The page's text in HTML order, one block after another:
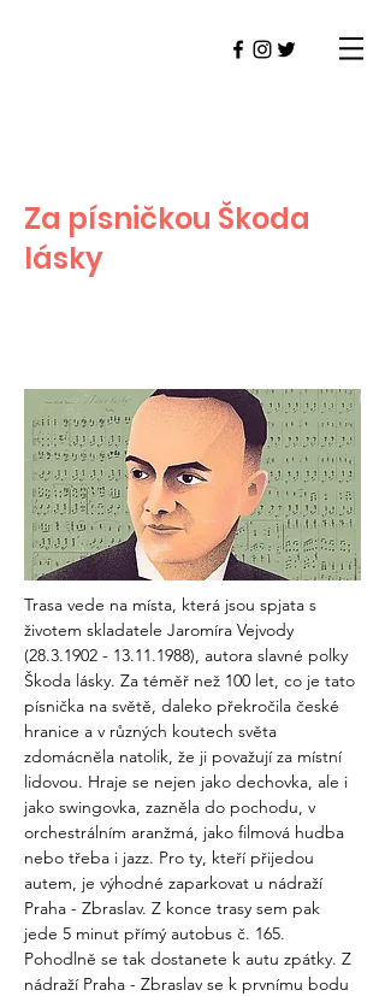
Za písničkou Škoda
lásky
Trasa vede na místa, která jsou spjata s
životem skladatele Jaromíra Vejvody
(28.3.1902 - 13.11.1988), autora slavné polky
Škoda lásky. Za téměř než 100 let, co je tato
písnička na světě, daleko překročila české
hranice a v různých koutech světa
zdomácněla natolik, že ji považují za místní
lidovou. Hraje se nejen jako dechovka, ale i
jako swingovka, zazněla do pochodu, v
orchestrálním aranžmá, jako filmová hudba
nebo třeba i jazz. Pro ty, kteří přijedou
autem, je výhodné zaparkovat u nádraží
Praha - Zbraslav. Z konce trasy sem pak
jede 5 minut přímý autobus č. 165.
Pohodlně se tak dostanete k autu zpátky. Z
nádraží Praha - Zbraslav se k prvnímu bodu